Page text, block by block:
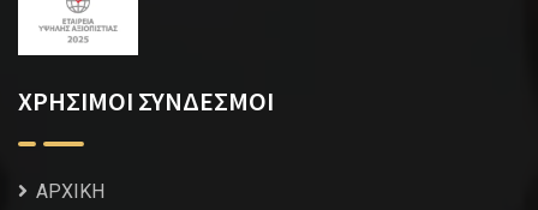
ΧΡΗΣΙΜΟΙ ΣΥΝΔΕΣΜΟΙ
ΑΡΧΙΚΗ